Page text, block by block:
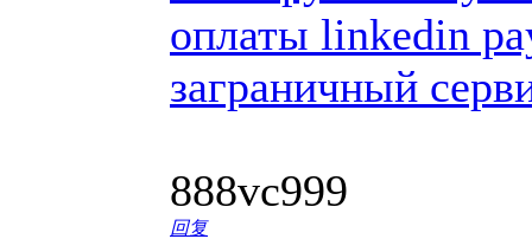
оплаты linkedin
заграничный
888vc999
回复